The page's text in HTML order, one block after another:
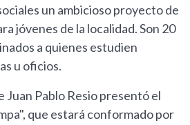
un ambicioso proyecto de
jóvenes de la localidad. Son 20
a quienes estudien
u oficios.
Juan Pablo Resio presentó el
que estará conformado por